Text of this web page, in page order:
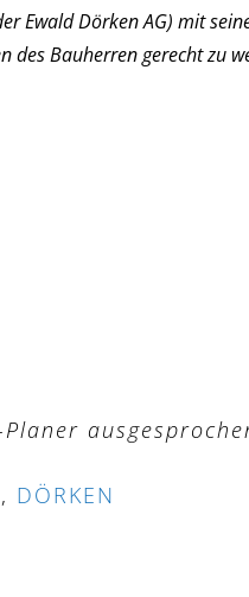
Ewald Dörken AG) mit
Bauherren gerecht zu
, DÖRKEN